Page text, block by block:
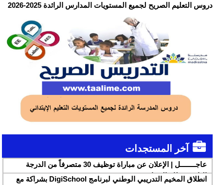
دروس التعليم الصريح لجميع المستويات المدارس الرائدة 2025-2026
آخر المستجدات
عاجــــــــل | الإعلان عن مباراة توظيف 30 متصرفاً من الدرجة
الثانية بقطاع الشباب
انطلاق المخيم التدريبي الوطني لبرنامج DigiSchool بشراكة مع